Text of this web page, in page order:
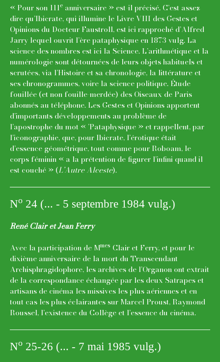
« Pour son 111e anniversaire » est-il précisé. C’est assez
dire qu’Ibicrate, qui illumine le Livre VIII des Gestes et
Opinions du Docteur Faustroll, est ici rapproché d’Alfred
Jarry lequel ouvrit l’ère pataphysique en 1873 vulg. La
science des nombres est ici la Science. L’arithmétique et la
numérologie sont détournées de leurs objets habituels et
scrutées, via l’Histoire et sa chronologie, la littérature et
ses chronogrammes, voire la science politique. Étude
fouillée (et non fouille-merdée) des Oiseaux de Paris
abonnés au téléphone. Les Gestes et Opinions apportent
d’importants développements au problème de
l’apostrophe du mot « ’Pataphysique » et rappellent, par
l’iconographie, que, pour Ibicrate, l’érotique était
d’essence géométrique, tout comme pour Roboam, le
corps féminin « a la prétention de figurer l’infini quand il
est couché » (L’Autre Alceste).
No 24 (... - 5 septembre 1984 vulg.)
René Clair et Jean Ferry
Avec la participation de Mmes Clair et Ferry, et pour le
dixième anniversaire de la mort du Transcendant
Archisphragidophore, les archives de l’Organon ont extrait
de la correspondance échangée par les deux Satrapes et
artisans de cinéma les missives les plus aériennes et en
tout cas les plus éclairantes sur Marcel Proust, Raymond
Roussel, l’existence du Collège et l’essence du cinéma.
No 25-26 (... - 7 mai 1985 vulg.)